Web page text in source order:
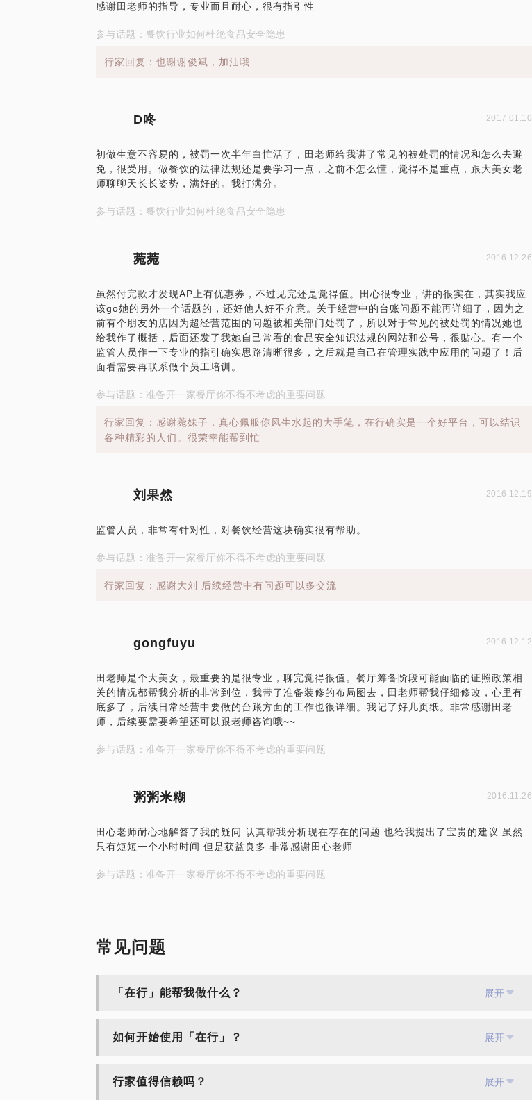
感谢田老师的指导，专业而且耐心，很有指引性
参与话题：餐饮行业如何杜绝食品安全隐患
行家回复：也谢谢俊斌，加油哦
D咚 2017.01.10
初做生意不容易的，被罚一次半年白忙活了，田老师给我讲了常见的被处罚的情况和怎么去避
免，很受用。做餐饮的法律法规还是要学习一点，之前不怎么懂，觉得不是重点，跟大美女老
师聊聊天长长姿势，满好的。我打满分。
参与话题：餐饮行业如何杜绝食品安全隐患
菀菀 2016.12.26
虽然付完款才发现AP上有优惠券，不过见完还是觉得值。田心很专业，讲的很实在，其实我应
该go她的另外一个话题的，还好他人好不介意。关于经营中的台账问题不能再详细了，因为之
前有个朋友的店因为超经营范围的问题被相关部门处罚了，所以对于常见的被处罚的情况她也
给我作了概括，后面还发了我她自己常看的食品安全知识法规的网站和公号，很贴心。有一个
监管人员作一下专业的指引确实思路清晰很多，之后就是自己在管理实践中应用的问题了！后
面看需要再联系做个员工培训。
参与话题：准备开一家餐厅你不得不考虑的重要问题
行家回复：感谢菀妹子，真心佩服你风生水起的大手笔，在行确实是一个好平台，可以结识
各种精彩的人们。很荣幸能帮到忙
刘果然 2016.12.19
监管人员，非常有针对性，对餐饮经营这块确实很有帮助。
参与话题：准备开一家餐厅你不得不考虑的重要问题
行家回复：感谢大刘 后续经营中有问题可以多交流
gongfuyu 2016.12.12
田老师是个大美女，最重要的是很专业，聊完觉得很值。餐厅筹备阶段可能面临的证照政策相
关的情况都帮我分析的非常到位，我带了准备装修的布局图去，田老师帮我仔细修改，心里有
底多了，后续日常经营中要做的台账方面的工作也很详细。我记了好几页纸。非常感谢田老
师，后续要需要希望还可以跟老师咨询哦~~
参与话题：准备开一家餐厅你不得不考虑的重要问题
粥粥米糊 2016.11.26
田心老师耐心地解答了我的疑问 认真帮我分析现在存在的问题 也给我提出了宝贵的建议 虽然
只有短短一个小时时间 但是获益良多 非常感谢田心老师
参与话题：准备开一家餐厅你不得不考虑的重要问题
常见问题
「在行」能帮我做什么？ 展开
如何开始使用「在行」？ 展开
行家值得信赖吗？ 展开